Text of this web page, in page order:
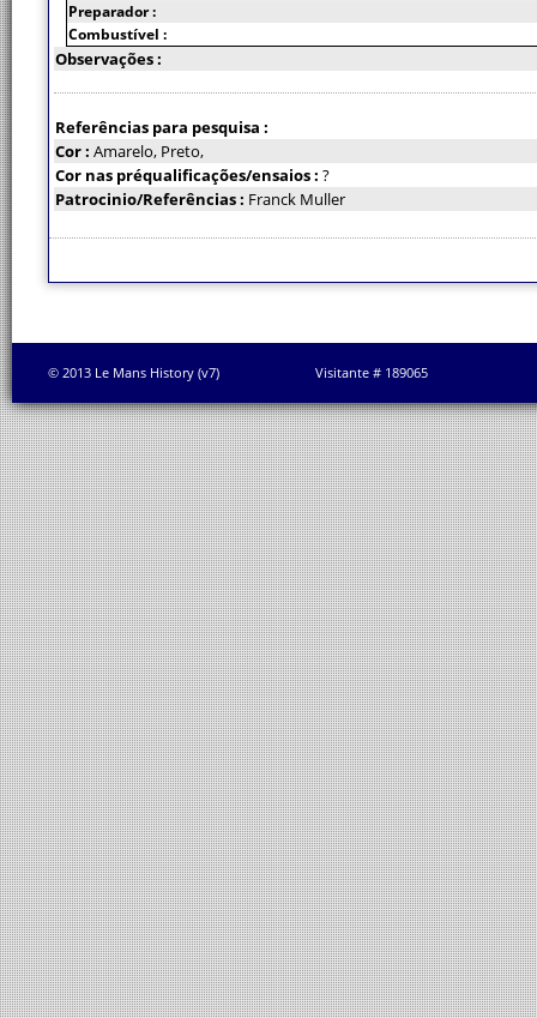
Preparador :
Combustível :
Observações :
Referências para pesquisa :
Cor : Amarelo, Preto,
Cor nas préqualificações/ensaios : ?
Patrocinio/Referências : Franck Muller
© 2013 Le Mans History (v7) Visitante # 189065